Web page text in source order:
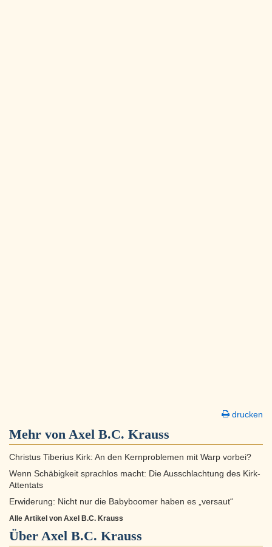
drucken
Mehr von Axel B.C. Krauss
Christus Tiberius Kirk: An den Kernproblemen mit Warp vorbei?
Wenn Schäbigkeit sprachlos macht: Die Ausschlachtung des Kirk-
Attentats
Erwiderung: Nicht nur die Babyboomer haben es „versaut“
Alle Artikel von Axel B.C. Krauss
Über Axel B.C. Krauss